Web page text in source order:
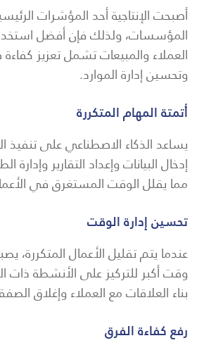
أصبحت الإنتاجية أحد المؤشرات
العملاء والمبيعات تشمل تعزيز
وتحسين إدارة الموارد.
أتمتة المهام المتكررة
يساعد الذكاء الاصطناعي على تنفيذ
إدخال البيانات وإعداد التقارير
مما يقلل الوقت المستغرق في
تحسين إدارة الوقت
عندما يتم تقليل الأعمال المتكررة،
وقت أكبر للتركيز على الأنشطة ذات
بناء العلاقات مع العملاء وإغلاق
رفع كفاءة الفرق